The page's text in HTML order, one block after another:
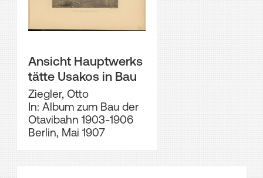
Ansicht Hauptwerks
tätte Usakos in Bau
Ziegler, Otto
In: Album zum Bau der
Otavibahn 1903-1906
Berlin, Mai 1907